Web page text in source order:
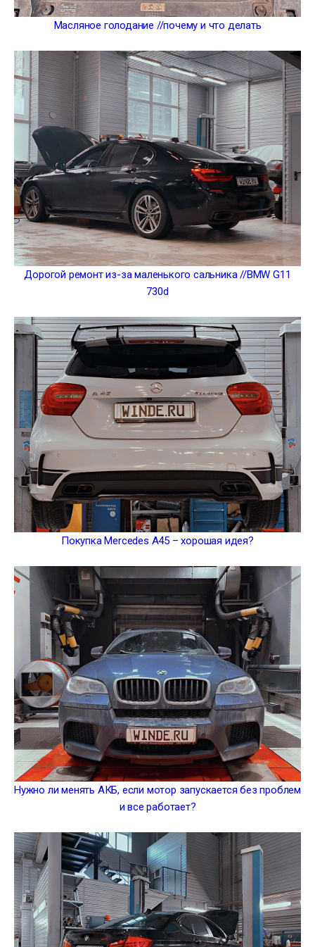
Масляное голодание //почему и что делать
Дорогой ремонт из-за маленького сальника //BMW G11
730d
Покупка Mercedes A45 – хорошая идея?
Нужно ли менять АКБ, если мотор запускается без проблем
и все работает?